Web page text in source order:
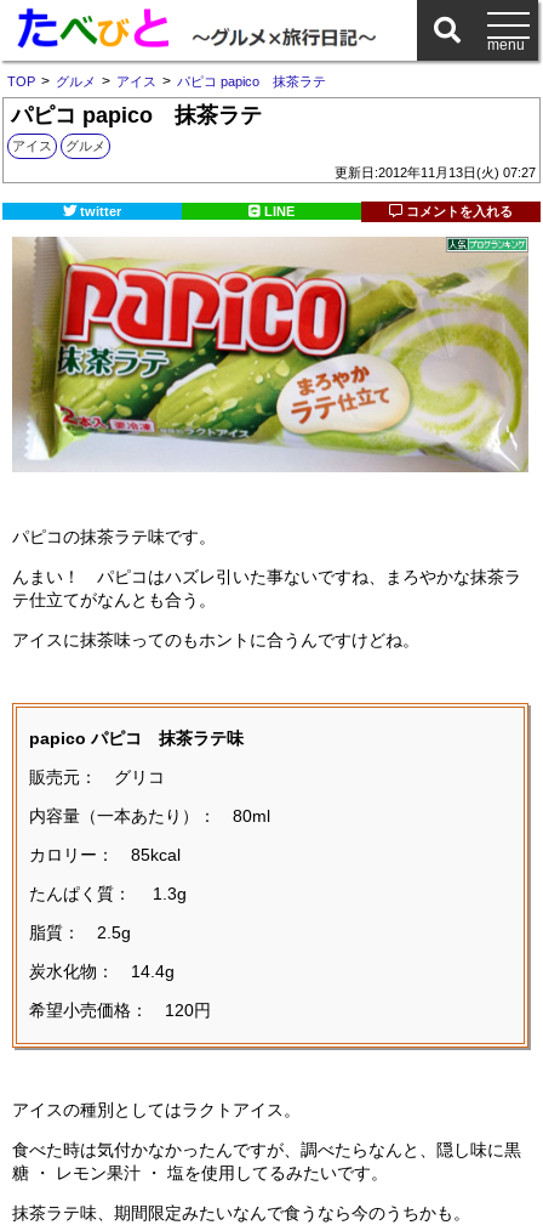
TOP > グルメ > アイス > パピコ papico 抹茶ラテ
パピコ papico 抹茶ラテ
アイス
グルメ
更新日:2012年11月13日(火) 07:27
twitter LINE コメントを入れる
パピコの抹茶ラテ味です。
んまい！ パピコはハズレ引いた事ないですね、まろやかな抹茶ラ
テ仕立てがなんとも合う。
アイスに抹茶味ってのもホントに合うんですけどね。
papico パピコ 抹茶ラテ味
販売元： グリコ
内容量（一本あたり）： 80ml
カロリー： 85kcal
たんぱく質： 1.3g
脂質： 2.5g
炭水化物： 14.4g
希望小売価格： 120円
アイスの種別としてはラクトアイス。
食べた時は気付かなかったんですが、調べたらなんと、隠し味に黒
糖 ・ レモン果汁 ・ 塩を使用してるみたいです。
抹茶ラテ味、期間限定みたいなんで食うなら今のうちかも。